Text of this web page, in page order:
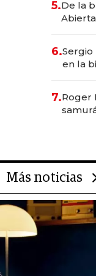
5.De la
6.Sergio
en la
rol de
7.Roger
Más noticias